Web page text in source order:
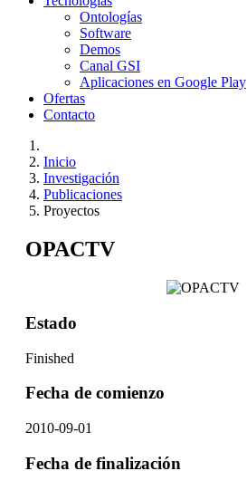
Ontologías
Software
Demos
Canal GSI
Aplicaciones en Google Play
Ofertas
Contacto
Inicio
Investigación
Publicaciones
Proyectos
OPACTV
Estado
Finished
Fecha de comienzo
2010-09-01
Fecha de finalización